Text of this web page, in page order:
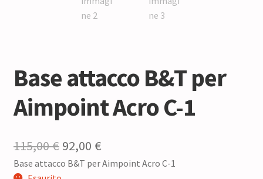
Base attacco B&T per
Aimpoint Acro C-1
115,00€ Il
prezzo
92,00 €Il
prezzo
Base attacco B&T per Aimpoint Acro C-1